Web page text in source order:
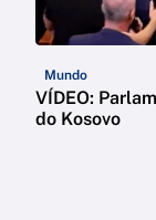
Mundo
VÍDEO:
do Kosovo